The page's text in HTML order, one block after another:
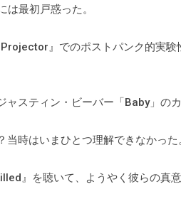
最初戸惑った。
』でのポストパンク的実
スティン・ビーバー「Baby」の
時はいまひとつ理解できなかった
』を聴いて、ようやく彼らの真意